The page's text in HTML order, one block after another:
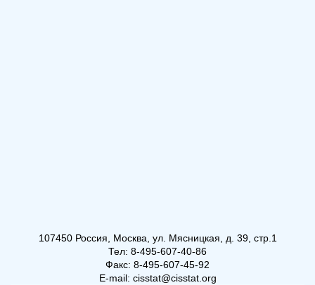
107450 Россия, Москва, ул. Мясницкая, д. 39, стр.1
Тел: 8-495-607-40-86
Факс: 8-495-607-45-92
E-mail: cisstat@cisstat.org